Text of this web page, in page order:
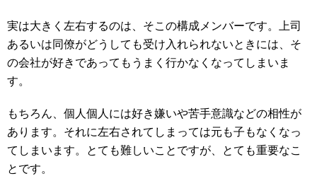
実は大きく左右するのは、そこの構成メンバーです。上司
あるいは同僚がどうしても受け入れられないときには、そ
の会社が好きであってもうまく行かなくなってしまいま
す。
もちろん、個人個人には好き嫌いや苦手意識などの相性が
あります。それに左右されてしまっては元も子もなくなっ
てしまいます。とても難しいことですが、とても重要なこ
とです。